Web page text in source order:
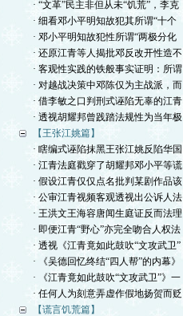
· “文革”民主非但从未“饥荒”，李克
· 细看邓小平明知故犯其所谓“十个
· 邓小平明知故犯性所谓“两极分化
· 还原江青等人揭批邓反改开性造不
· 客观性实践的铁般事实证明：所谓
· 对越战决策中邓陈仅为主战派，而
· 借李敏之口判刑式诬陷无辜的江青
· 透视胡耀邦曾践踏法规性为当年极
【王张江姚篇】
· 瞎编式诬陷抹黑王张江姚反陷华国
· 江青法庭戳穿了胡耀邦邓小平等谎
· 假设江青仅仅点名批判某剧作品该
· 公审江青视频客观透视出公诉人法
· 王洪文王海容唐闻生庭证反而法理
· 即便江青“野心”亦完全吻合人权法
· 透视《江青竟如此鼓吹“文攻武卫”
· 《吴德回忆终结“四人帮”的内幕》
· 《江青竟如此鼓吹“文攻武卫”》一
· 任何人为刻意弄虚作假地扬贺而贬
【谎言饥荒篇】